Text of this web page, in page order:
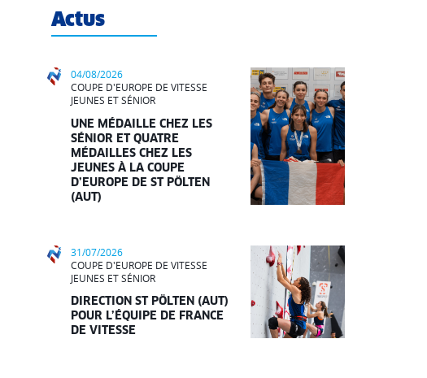
Actus
04/08/2026
COUPE D'EUROPE DE VITESSE
JEUNES ET SÉNIOR
UNE MÉDAILLE CHEZ LES
SÉNIOR ET QUATRE
MÉDAILLES CHEZ LES
JEUNES À LA COUPE
D’EUROPE DE ST PÖLTEN
(AUT)
31/07/2026
COUPE D'EUROPE DE VITESSE
JEUNES ET SÉNIOR
DIRECTION ST PÖLTEN (AUT)
POUR L’ÉQUIPE DE FRANCE
DE VITESSE